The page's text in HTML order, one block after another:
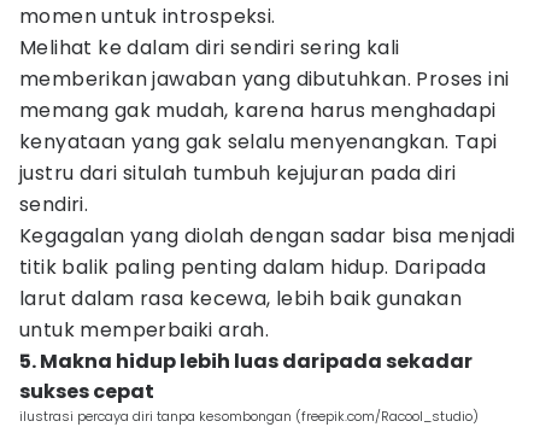
momen untuk introspeksi.
Melihat ke dalam diri sendiri sering kali
memberikan jawaban yang dibutuhkan. Proses ini
memang gak mudah, karena harus menghadapi
kenyataan yang gak selalu menyenangkan. Tapi
justru dari situlah tumbuh kejujuran pada diri
sendiri.
Kegagalan yang diolah dengan sadar bisa menjadi
titik balik paling penting dalam hidup. Daripada
larut dalam rasa kecewa, lebih baik gunakan
untuk memperbaiki arah.
5. Makna hidup lebih luas daripada sekadar
sukses cepat
ilustrasi percaya diri tanpa kesombongan (freepik.com/Racool_studio)